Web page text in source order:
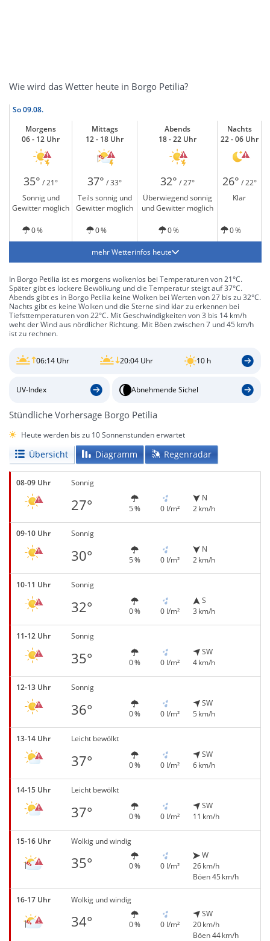
Wie wird das Wetter heute in Borgo Petilia?
So09.08.
Morgens
06 - 12 Uhr
Mittags
12 - 18 Uhr
Abends
18 - 22 Uhr
Nachts
22 - 06 Uhr
35° / 21° 37° / 33° 32° / 27° 26° / 22°
Sonnig und
Gewitter möglich
Teils sonnig und
Gewitter möglich
Überwiegend sonnig
und Gewitter möglich
Klar
0 % 0 % 0 % 0 %
mehr Wetterinfos heute
In Borgo Petilia ist es morgens wolkenlos bei Temperaturen von 21°C.
Später gibt es lockere Bewölkung und die Temperatur steigt auf 37°C.
Abends gibt es in Borgo Petilia keine Wolken bei Werten von 27 bis zu 32°C.
Nachts gibt es keine Wolken und die Sterne sind klar zu erkennen bei
Tiefsttemperaturen von 22°C. Mit Geschwindigkeiten von 3 bis 14 km/h
weht der Wind aus nördlicher Richtung. Mit Böen zwischen 7 und 45 km/h
ist zu rechnen.
06:14 Uhr 20:04 Uhr 10 h
UV-Index Abnehmende Sichel
Stündliche Vorhersage Borgo Petilia
Heute werden bis zu 10 Sonnenstunden erwartet
Übersicht Diagramm Regenradar
08-09 Uhr Sonnig
27° 5 % 0 l/m²
N
2 km/h
09-10 Uhr Sonnig
30° 5 % 0 l/m²
N
2 km/h
10-11 Uhr Sonnig
32° 0 % 0 l/m²
S
3 km/h
11-12 Uhr Sonnig
35° 0 % 0 l/m²
SW
4 km/h
12-13 Uhr Sonnig
36° 0 % 0 l/m²
SW
5 km/h
13-14 Uhr Leicht bewölkt
37° 0 % 0 l/m²
SW
6 km/h
14-15 Uhr Leicht bewölkt
37° 0 % 0 l/m²
SW
11 km/h
15-16 Uhr Wolkig und windig
35° 0 % 0 l/m²
W
26 km/h
Böen 45 km/h
16-17 Uhr Wolkig und windig
34° 0 % 0 l/m²
SW
20 km/h
Böen 44 km/h